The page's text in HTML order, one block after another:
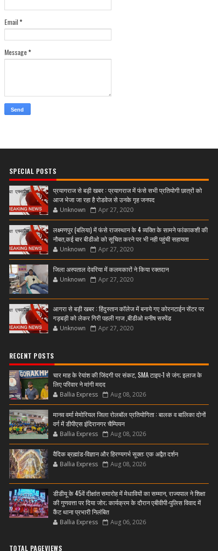
Email*
Message*
SPECIAL POSTS
प्रयागराज से बड़ी खबर : प्रयागराज में फंसे सभी प्रतियोगी छात्रों को
आज भेजा जा रहा है रोडवेज से उनके गृह जनपद
Unknown Apr 27, 2020
लक्ष्मणपुर (बलिया) में फंसे राजस्थान के 4 व्यक्ति के सामने फांकाकशी की
नौबत,कई बार बीडीओ को सूचित करने पर भी नही पहुंची सहायता
Unknown Apr 27, 2020
जिला अस्पताल देवरिया में कलमकारों ने किया रक्तदान
Unknown Apr 27, 2020
आगरा से बड़ी खबर : हिंदुस्तान कॉलेज में बनाये गए कोरनटाईन सेंटर पर
गड़बड़ी को लेकर गिरी पहली गाज ,बीडीओ मनीष सस्पेंड
Unknown Apr 27, 2020
RECENT POSTS
चार माह के रेयांश की जिंदगी पर संकट, SMA टाइप-1 से जंग; इलाज के
लिए परिवार ने मांगी मदद
Ballia Express Aug 08, 2026
मानव वर्मा मेमोरियल जिला रोलबॉल प्रतियोगिता : बालक व बालिका दोनों
वर्ग में डीपीएस इंदिरानगर चैम्पियन
Ballia Express Aug 08, 2026
वैदिक ब्रह्मांड-विज्ञान और हिरण्यगर्भ सूक्त: एक अद्वैत दर्शन
Ballia Express Aug 08, 2026
डीडीयू के 45वें दीक्षांत समारोह में मेधावियों का सम्मान, राज्यपाल ने शिक्षा
की गुणवत्ता पर दिया जोर; कार्यक्रम के दौरान एबीवीपी-पुलिस विवाद में
कैंट थाना प्रभारी निलंबित
Ballia Express Aug 06, 2026
TOTAL PAGEVIEWS